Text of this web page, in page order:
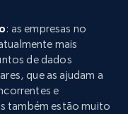
: as empresas no
mais
de dados
que as ajudam a
e
também estão muito